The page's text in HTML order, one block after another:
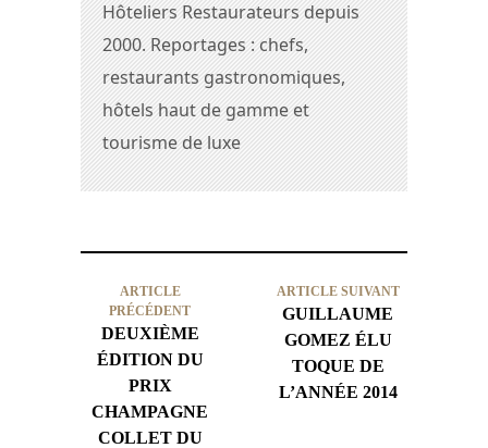
Hôteliers Restaurateurs depuis
2000. Reportages : chefs,
restaurants gastronomiques,
hôtels haut de gamme et
tourisme de luxe
ARTICLE
PRÉCÉDENT
DEUXIÈME
ÉDITION DU
PRIX
CHAMPAGNE
COLLET DU
ARTICLE SUIVANT
GUILLAUME
GOMEZ ÉLU
TOQUE DE
L’ANNÉE 2014